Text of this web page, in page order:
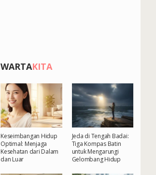
WARTAKITA
Keseimbangan Hidup
Optimal: Menjaga
Kesehatan dari Dalam
dan Luar
Jeda di Tengah Badai:
Tiga Kompas Batin
untuk Mengarungi
Gelombang Hidup